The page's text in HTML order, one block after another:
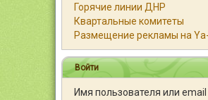
Горячие линии ДНР
Квартальные комитеты
Размещение рекламы на
Войти
Имя пользователя или email